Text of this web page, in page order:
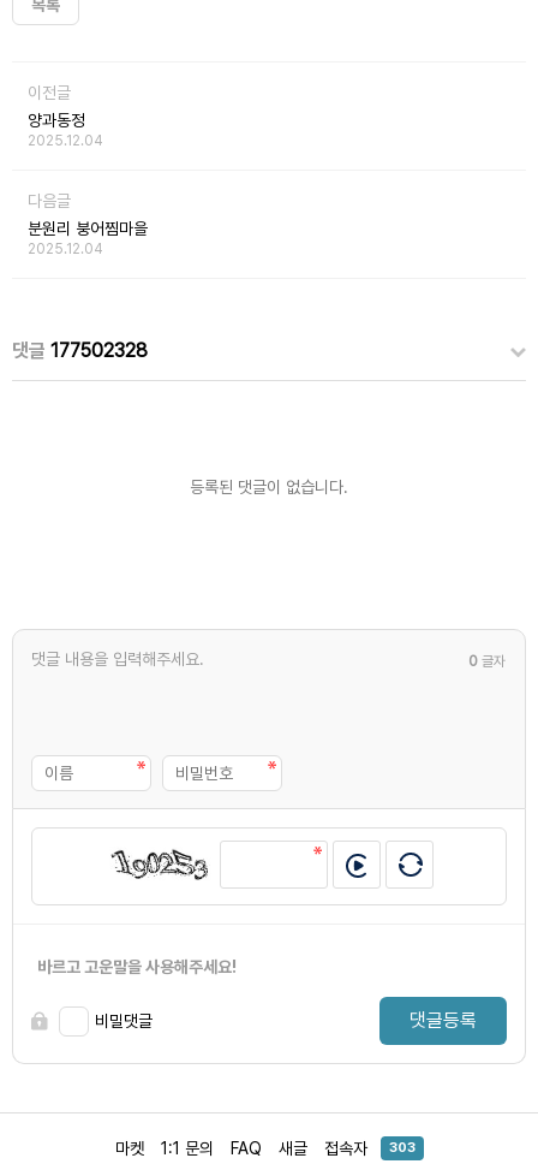
목록
이전글
양과동정
2025.12.04
다음글
분원리 붕어찜마을
2025.12.04
댓글 177502328
등록된 댓글이 없습니다.
0 글자
바르고 고운말을 사용해주세요!
비밀댓글 댓글등록
마켓 1:1 문의 FAQ 새글 접속자 303